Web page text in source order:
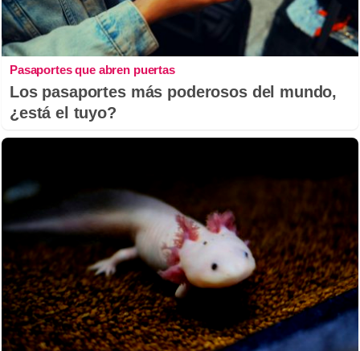
Pasaportes que abren puertas
Los pasaportes más poderosos del mundo,
¿está el tuyo?